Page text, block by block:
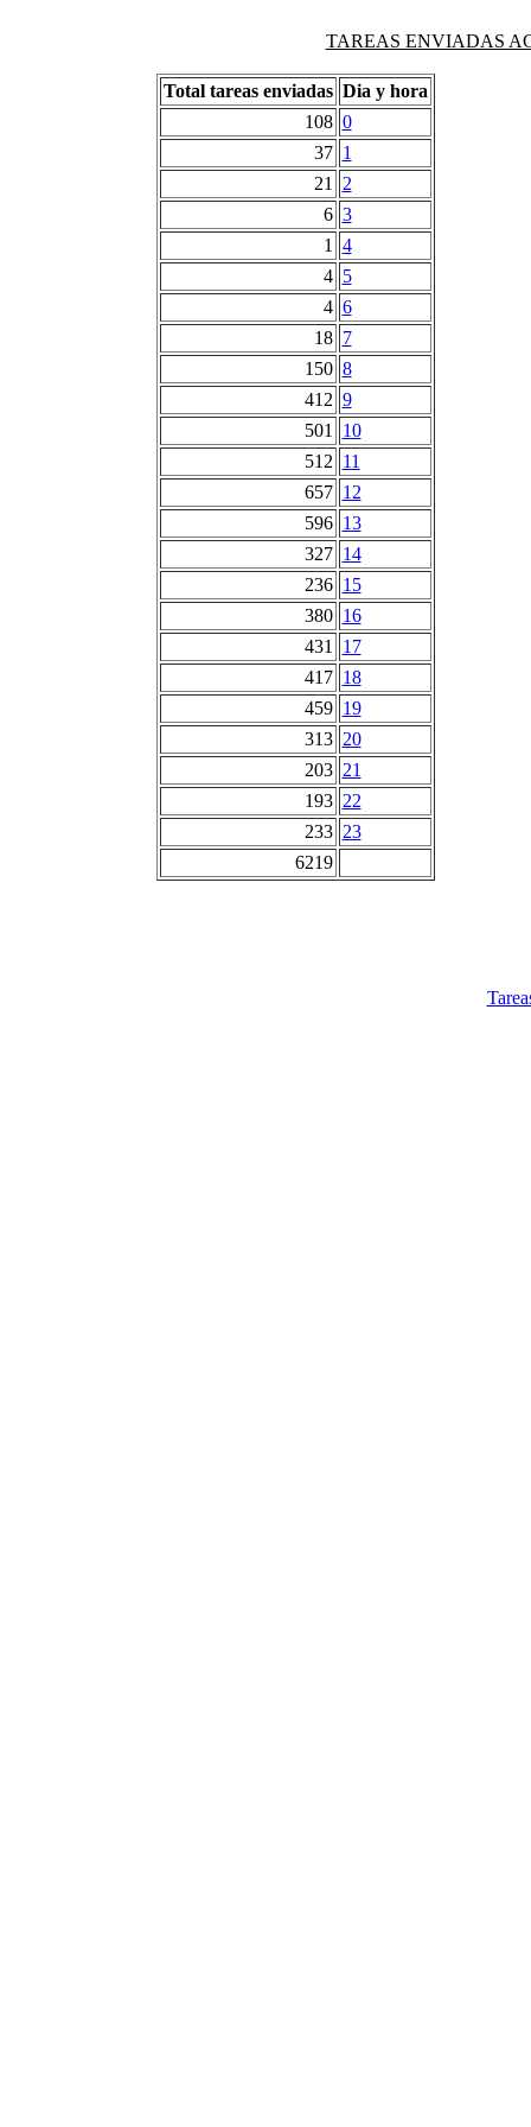
TAREAS ENVIADAS
Total tareas enviadas Dia y hora
108 0
37 1
21
2
6 3
1
4
4 5
4 6
18 7
150 8
412 9
501
10
512 11
657 12
596 13
327 14
236 15
380 16
431
17
417 18
459 19
313 20
203 21
193 22
233 23
6219